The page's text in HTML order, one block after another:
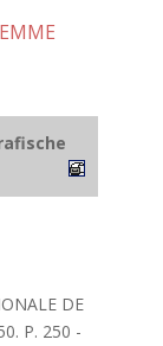
DE
P. 250 -